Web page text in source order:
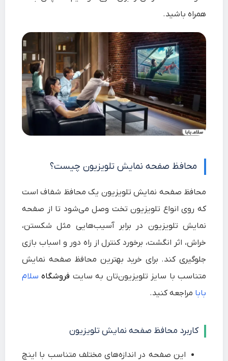
همراه باشید.
محافظ صفحه نمایش تلویزیون چیست؟
محافظ صفحه نمایش تلویزیون یک محافظ شفاف است
که روی انواع تلویزیون تخت وصل می‌شود تا از صفحه
نمایش تلویزیون در برابر آسیب‌هایی مثل شکستن،
خراش، اثر انگشت، برخورد کنترل از راه دور و اسباب بازی
جلوگیری کند. برای خرید بهترین محافظ صفحه نمایش
متناسب با سایز تلویزیون‌تان به سایت فروشگاه سلام
بابا مراجعه کنید.
کاربرد محافظ صفحه نمایش تلویزیون
این صفحه در اندازه‌‌های مختلف متناسب با اینچ